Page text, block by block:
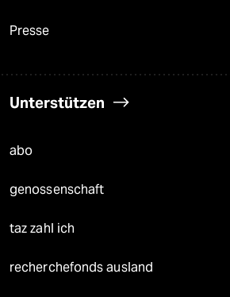
Presse
Unterstützen
abo
genossenschaft
taz zahl ich
recherchefonds ausland